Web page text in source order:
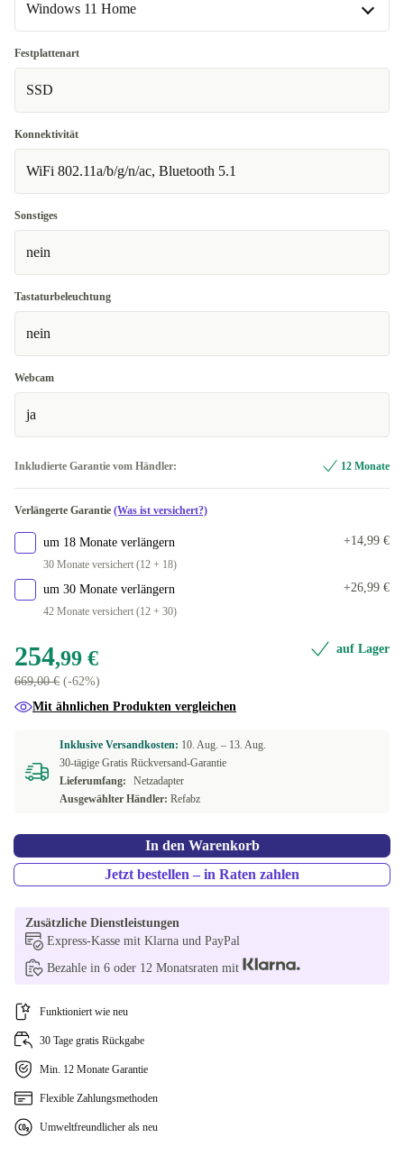
Neu +16,04 €
Windows 11 Home
Windows 11 Home
In anderen Kombinationen verfügbar
Windows 11 Professional
Festplattenart
SSD
Konnektivität
WiFi 802.11a/b/g/n/ac, Bluetooth 5.1
Sonstiges
nein
Tastaturbeleuchtung
nein
Webcam
ja
Inkludierte Garantie vom Händler: 12 Monate
Verlängerte Garantie (Was ist versichert?)
um 18 Monate verlängern
30 Monate versichert (12 + 18)
+14,99 €
um 30 Monate verlängern
42 Monate versichert (12 + 30)
+26,99 €
254,99 €
669,00 € (-62%)
auf Lager
Mit ähnlichen Produkten vergleichen
Inklusive Versandkosten: 10. Aug. – 13. Aug.
30-tägige Gratis Rückversand-Garantie
Lieferumfang:
Netzadapter
Ausgewählter Händler: Refabz
In den Warenkorb
Jetzt bestellen – in Raten zahlen
Zusätzliche Dienstleistungen
Express-Kasse mit Klarna und PayPal
Bezahle in 6 oder 12 Monatsraten mit
Funktioniert wie neu
30 Tage gratis Rückgabe
Min. 12 Monate Garantie
Flexible Zahlungsmethoden
Umweltfreundlicher als neu